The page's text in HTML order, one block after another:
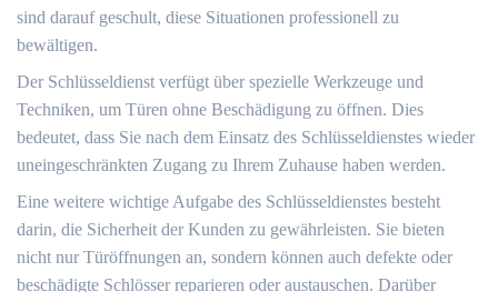
sind darauf geschult, diese Situationen professionell zu
bewältigen.​
Der Schlüsseldienst verfügt über spezielle Werkzeuge und
Techniken, um Türen ohne Beschädigung zu öffnen.​ Dies
bedeutet, dass Sie nach dem Einsatz des Schlüsseldienstes wieder
uneingeschränkten Zugang zu Ihrem Zuhause haben werden.​
Eine weitere wichtige Aufgabe des Schlüsseldienstes besteht
darin, die Sicherheit der Kunden zu gewährleisten.​ Sie bieten
nicht nur Türöffnungen an, sondern können auch defekte oder
beschädigte Schlösser reparieren oder austauschen.​ Darüber